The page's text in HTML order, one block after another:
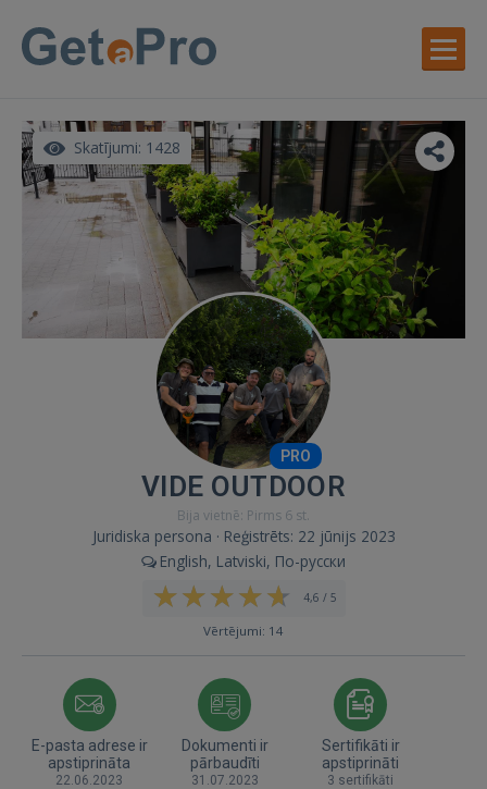
Skatījumi: 1428
PRO
VIDE OUTDOOR
Bija vietnē: Pirms 6 st.
Juridiska persona · Reģistrēts: 22 jūnijs 2023
English, Latviski, По-русски
4,6 / 5
Vērtējumi: 14
E-pasta adrese ir
apstiprināta
22.06.2023
Dokumenti ir
pārbaudīti
31.07.2023
Sertifikāti ir
apstiprināti
3 sertifikāti